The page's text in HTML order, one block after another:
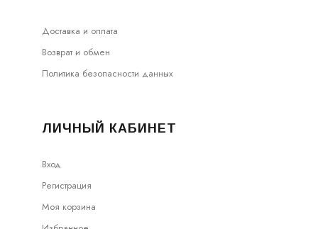
Доставка и оплата
Возврат и обмен
Политика безопасности данных
ЛИЧНЫЙ КАБИНЕТ
Вход
Регистрация
Моя корзина